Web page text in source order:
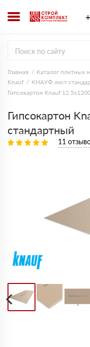
Главная Каталог плитных
Knauf
КНАУФ лист
Гипсокартон Knauf
Гипсокартон
стандартный
11